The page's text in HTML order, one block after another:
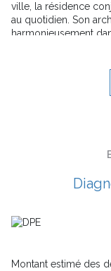
ville, la résidence
au quotidien. Son
harmonieusement
La résidence
pièces, conçus pour
des beaux jours et
Idéalement située à
des services, la
chaque détail a été
et qualité
Une adresse rare, où
Montant estimé des